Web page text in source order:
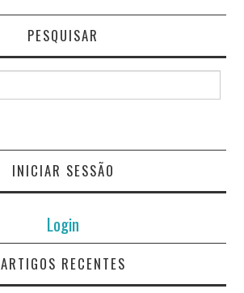
PESQUISAR
INICIAR SESSÃO
Login
ARTIGOS RECENTES